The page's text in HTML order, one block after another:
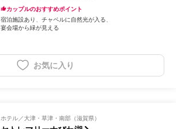
カップルのおすすめポイント
宿泊施設あり
チャペルに自然光が入る
宴会場から緑が見える
お気に入り
ホテル 大津・草津・南部（滋賀県）